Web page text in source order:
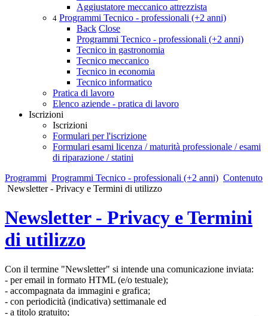
Aggiustatore meccanico attrezzista
4 Programmi Tecnico - professionali (+2 anni)
Back Close
Programmi Tecnico - professionali (+2 anni)
Tecnico in gastronomia
Tecnico meccanico
Tecnico in economia
Tecnico informatico
Pratica di lavoro
Elenco aziende - pratica di lavoro
Iscrizioni
Iscrizioni
Formulari per l'iscrizione
Formulari esami licenza / maturità professionale / esami
di riparazione / statini
Programmi Programmi Tecnico - professionali (+2 anni) Contenuto
Newsletter - Privacy e Termini di utilizzo
Newsletter - Privacy e Termini
di utilizzo
Con il termine "Newsletter" si intende una comunicazione inviata:
- per email in formato HTML (e/o testuale);
- accompagnata da immagini e grafica;
- con periodicità (indicativa) settimanale ed
- a titolo gratuito;